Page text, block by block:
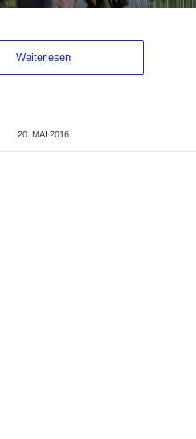
Weiterlesen
20. MAI 2016